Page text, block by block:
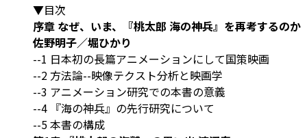
▼目次
序章 なぜ、いま、『桃太郎 海の神兵』を再考するのか
佐野明子／堀ひかり
--1 日本初の長篇アニメーションにして国策映画
--2 方法論--映像テクスト分析と映画学
--3 アニメーション研究での本書の意義
--4 『海の神兵』の先行研究について
--5 本書の構成